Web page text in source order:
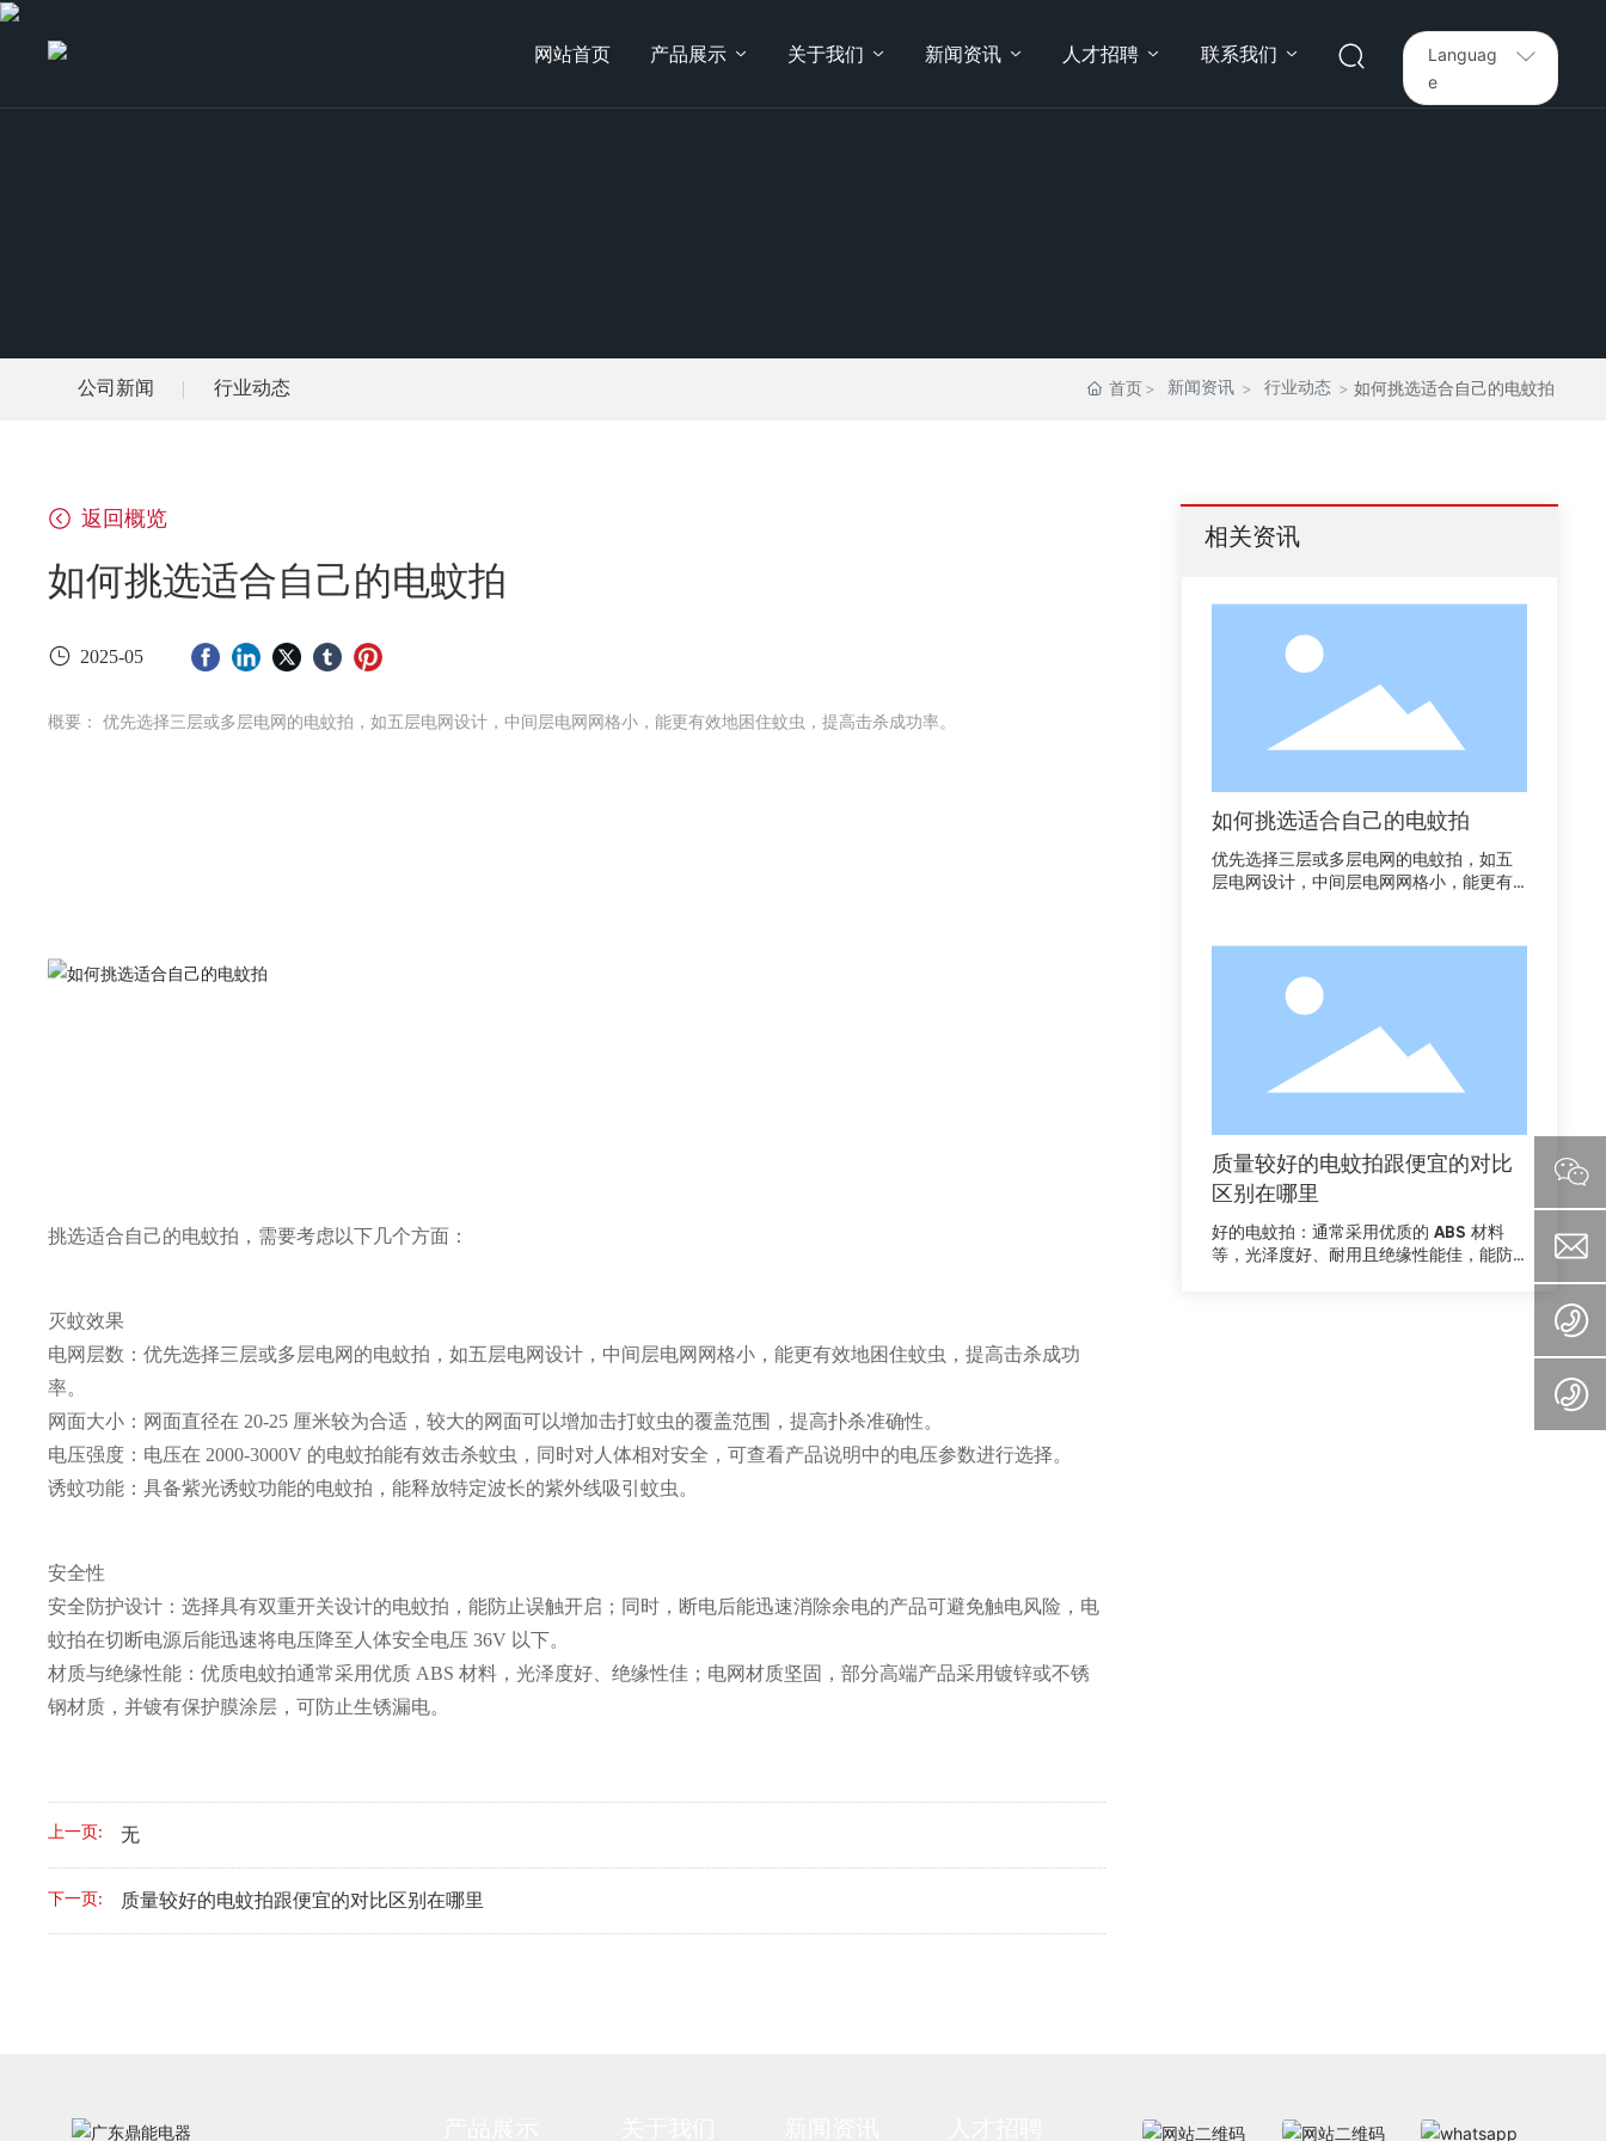
网站首页 产品展示 关于我们 新闻资讯 人才招聘 联系我们
Languag
e
公司新闻 行业动态 首页 新闻资讯 行业动态 如何挑选适合自己的电蚊拍
返回概览
如何挑选适合自己的电蚊拍
2025-05
概要： 优先选择三层或多层电网的电蚊拍，如五层电网设计，中间层电网网格小，能更有效地困住蚊虫，提高击杀成功率。
挑选适合自己的电蚊拍，需要考虑以下几个方面：
灭蚊效果
电网层数：优先选择三层或多层电网的电蚊拍，如五层电网设计，中间层电网网格小，能更有效地困住蚊虫，提高击杀成功
率。
网面大小：网面直径在 20-25 厘米较为合适，较大的网面可以增加击打蚊虫的覆盖范围，提高扑杀准确性。
电压强度：电压在 2000-3000V 的电蚊拍能有效击杀蚊虫，同时对人体相对安全，可查看产品说明中的电压参数进行选择。
诱蚊功能：具备紫光诱蚊功能的电蚊拍，能释放特定波长的紫外线吸引蚊虫。
安全性
安全防护设计：选择具有双重开关设计的电蚊拍，能防止误触开启；同时，断电后能迅速消除余电的产品可避免触电风险，电
蚊拍在切断电源后能迅速将电压降至人体安全电压 36V 以下。
材质与绝缘性能：优质电蚊拍通常采用优质 ABS 材料，光泽度好、绝缘性佳；电网材质坚固，部分高端产品采用镀锌或不锈
钢材质，并镀有保护膜涂层，可防止生锈漏电。
上一页: 无
下一页: 质量较好的电蚊拍跟便宜的对比区别在哪里
相关资讯
如何挑选适合自己的电蚊拍
优先选择三层或多层电网的电蚊拍，如五
层电网设计，中间层电网网格小，能更有
质量较好的电蚊拍跟便宜的对比
区别在哪里
好的电蚊拍：通常采用优质的 ABS 材料
等，光泽度好、耐用且绝缘性能佳，能防